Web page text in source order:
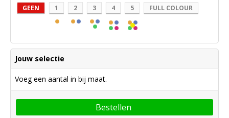
GEEN 1 2 3 4 5 FULL COLOUR
Jouw selectie
Voeg een aantal in bij maat.
Bestellen